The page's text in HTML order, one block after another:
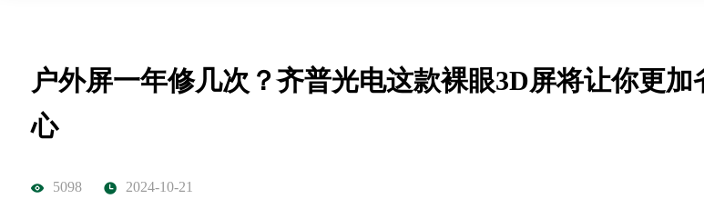
户外屏一年修几次？齐普光电这款裸眼3D屏将让你更加
心
5098 2024-10-21